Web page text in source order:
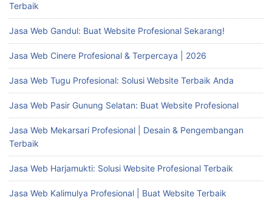
Terbaik
Jasa Web Gandul: Buat Website Profesional Sekarang!
Jasa Web Cinere Profesional & Terpercaya | 2026
Jasa Web Tugu Profesional: Solusi Website Terbaik Anda
Jasa Web Pasir Gunung Selatan: Buat Website Profesional
Jasa Web Mekarsari Profesional | Desain & Pengembangan
Terbaik
Jasa Web Harjamukti: Solusi Website Profesional Terbaik
Jasa Web Kalimulya Profesional | Buat Website Terbaik